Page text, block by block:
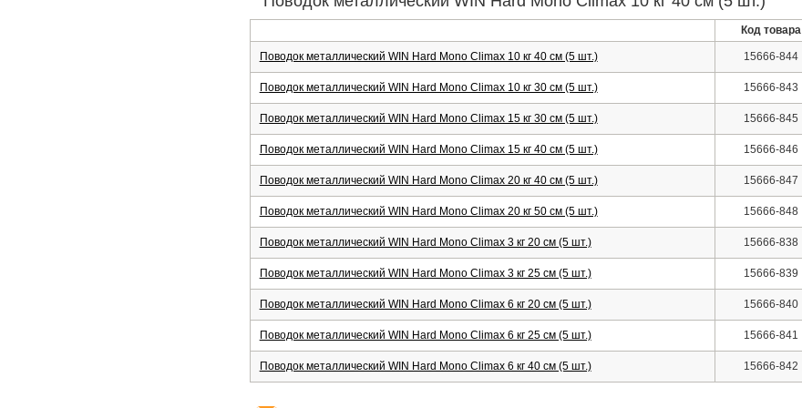
Код товара
Поводок металлический WIN Hard Mono Climax 10 кг 40 см (5 шт.) 15666-844
Поводок металлический WIN Hard Mono Climax 10 кг 30 см (5 шт.) 15666-843
Поводок металлический WIN Hard Mono Climax 15 кг 30 см (5 шт.) 15666-845
Поводок металлический WIN Hard Mono Climax 15 кг 40 см (5 шт.) 15666-846
Поводок металлический WIN Hard Mono Climax 20 кг 40 см (5 шт.) 15666-847
Поводок металлический WIN Hard Mono Climax 20 кг 50 см (5 шт.) 15666-848
Поводок металлический WIN Hard Mono Climax 3 кг 20 см (5 шт.) 15666-838
Поводок металлический WIN Hard Mono Climax 3 кг 25 см (5 шт.) 15666-839
Поводок металлический WIN Hard Mono Climax 6 кг 20 см (5 шт.) 15666-840
Поводок металлический WIN Hard Mono Climax 6 кг 25 см (5 шт.) 15666-841
Поводок металлический WIN Hard Mono Climax 6 кг 40 см (5 шт.) 15666-842